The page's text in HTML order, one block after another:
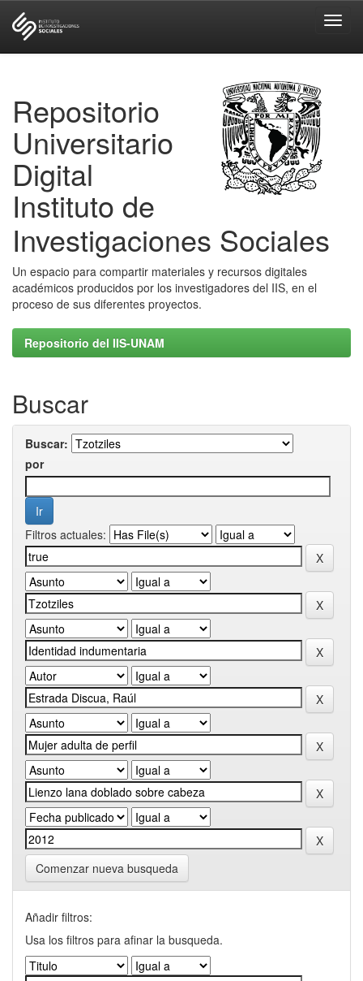
Repositorio
Universitario
Digital
Instituto de
Investigaciones Sociales
Un espacio para compartir materiales y recursos digitales
académicos producidos por los investigadores del IIS, en el
proceso de sus diferentes proyectos.
Repositorio del IIS-UNAM
Buscar
Buscar:
por
Filtros actuales:
Comenzar nueva busqueda
Añadir filtros:
Usa los filtros para afinar la busqueda.